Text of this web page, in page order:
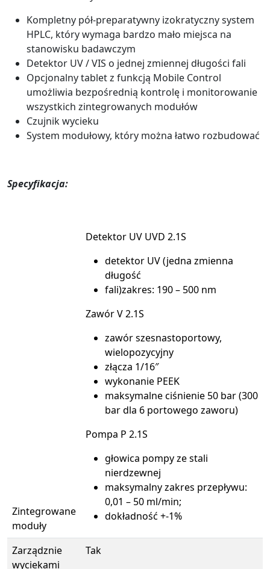
Kompletny pół-preparatywny izokratyczny system
HPLC, który wymaga bardzo mało miejsca na
stanowisku badawczym
Detektor UV / VIS o jednej zmiennej długości fali
Opcjonalny tablet z funkcją Mobile Control
umożliwia bezpośrednią kontrolę i monitorowanie
wszystkich zintegrowanych modułów
Czujnik wycieku
System modułowy, który można łatwo rozbudować
Specyfikacja:
Zintegrowane
moduły
Detektor UV UVD 2.1S
detektor UV (jedna zmienna
długość
fali)zakres: 190 – 500 nm
Zawór V 2.1S
zawór szesnastoportowy,
wielopozycyjny
złącza 1/16″
wykonanie PEEK
maksymalne ciśnienie 50 bar (300
bar dla 6 portowego zaworu)
Pompa P 2.1S
głowica pompy ze stali
nierdzewnej
maksymalny zakres przepływu:
0,01 – 50 ml/min;
dokładność +-1%
Zarządznie
wyciekami
Tak